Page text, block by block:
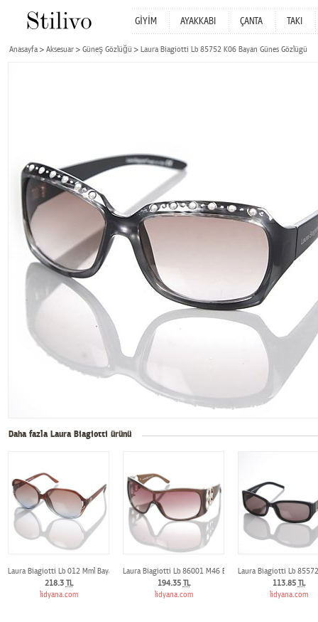
GİYİM AYAKKABI ÇANTA TAKI
Anasayfa Aksesuar Güneş Gözlüğü Laura Biagiotti Lb 85752 K06 Bayan Günes Gözlügü
Daha fazla Laura Biagiotti ürünü
Laura Biagiotti Lb 012 Mml Bayan Günes Gözlügü
218.3 TL
lidyana.com
Laura Biagiotti Lb 86001 M46 Bayan Günes Gözlügü
194.35 TL
lidyana.com
Laura Biagiotti Lb
113.85 TL
lidyana.com